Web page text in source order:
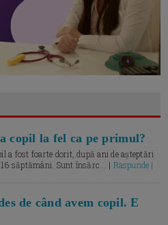
copil la fel ca pe primul?
a fost foarte dorit, după ani de așteptări
săptămâni. Sunt însărc... | Raspunde |
de când avem copil. E